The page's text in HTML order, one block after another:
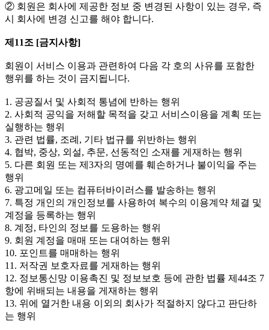
② 회원은 회사에 제공한 정보 중 변경된 사항이 있는 경우, 즉
시 회사에 변경 신고를 해야 합니다.
제11조 [금지사항]
회원이 서비스 이용과 관련하여 다음 각 호의 사유를 포함한
행위를 하는 것이 금지됩니다.
1. 공공질서 및 사회적 통념에 반하는 행위
2. 사회적 공익을 저해할 목적을 갖고 서비스이용을 계획 또는
실행하는 행위
3. 관련 법률, 조례, 기타 법규를 위반하는 행위
4. 협박, 중상, 외설, 추문, 선동적인 소재를 게재하는 행위
5. 다른 회원 또는 제3자의 명예를 훼손하거나 불이익을 주는
행위
6. 광고메일 또는 컴퓨터바이러스를 발송하는 행위
7. 특정 개인의 개인정보를 사용하여 복수의 이용계약 체결 및
계정을 등록하는 행위
8. 계정, 타인의 정보를 도용하는 행위
9. 회원 계정을 매매 또는 대여하는 행위
10. 포인트를 매매하는 행위
11. 저작권 보호자료를 게재하는 행위
12. 정보통신망 이용촉진 및 정보보호 등에 관한 법률 제44조 7
항에 위배되는 내용을 게재하는 행위
13. 위에 열거한 내용 이외의 회사가 적절하지 않다고 판단하
는 행위